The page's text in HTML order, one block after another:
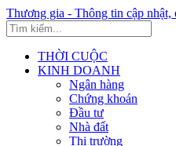
Thương gia - Thông tin cập nhật,
THỜI CUỘC
KINH DOANH
Ngân hàng
Chứng khoán
Đầu tư
Nhà đất
Thị trường